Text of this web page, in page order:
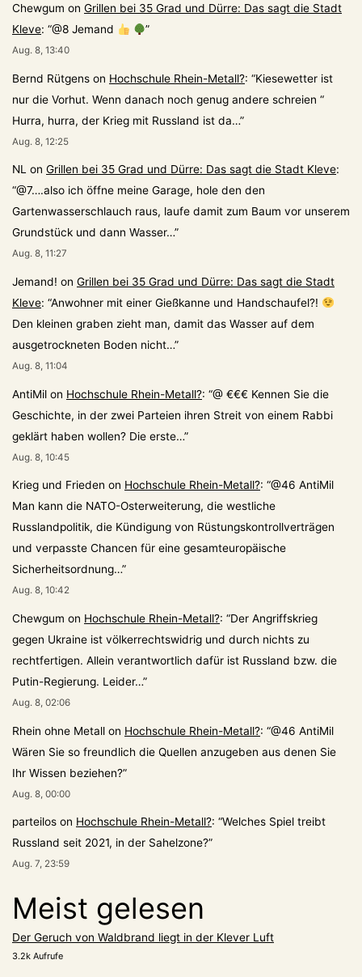
Chewgum on Grillen bei 35 Grad und Dürre: Das sagt die Stadt
Kleve: “@8 Jemand ”
Aug. 8, 13:40
Bernd Rütgens on Hochschule Rhein-Metall?: “Kiesewetter ist
nur die Vorhut. Wenn danach noch genug andere schreien “
Hurra, hurra, der Krieg mit Russland ist da…”
Aug. 8, 12:25
NL on Grillen bei 35 Grad und Dürre: Das sagt die Stadt Kleve:
“@7….also ich öffne meine Garage, hole den den
Gartenwasserschlauch raus, laufe damit zum Baum vor unserem
Grundstück und dann Wasser…”
Aug. 8, 11:27
Jemand! on Grillen bei 35 Grad und Dürre: Das sagt die Stadt
Kleve: “Anwohner mit einer Gießkanne und Handschaufel?!
Den kleinen graben zieht man, damit das Wasser auf dem
ausgetrockneten Boden nicht…”
Aug. 8, 11:04
AntiMil on Hochschule Rhein-Metall?: “@ €€€ Kennen Sie die
Geschichte, in der zwei Parteien ihren Streit von einem Rabbi
geklärt haben wollen? Die erste…”
Aug. 8, 10:45
Krieg und Frieden on Hochschule Rhein-Metall?: “@46 AntiMil
Man kann die NATO-Osterweiterung, die westliche
Russlandpolitik, die Kündigung von Rüstungskontrollverträgen
und verpasste Chancen für eine gesamteuropäische
Sicherheitsordnung…”
Aug. 8, 10:42
Chewgum on Hochschule Rhein-Metall?: “Der Angriffskrieg
gegen Ukraine ist völkerrechtswidrig und durch nichts zu
rechtfertigen. Allein verantwortlich dafür ist Russland bzw. die
Putin-Regierung. Leider…”
Aug. 8, 02:06
Rhein ohne Metall on Hochschule Rhein-Metall?: “@46 AntiMil
Wären Sie so freundlich die Quellen anzugeben aus denen Sie
Ihr Wissen beziehen?”
Aug. 8, 00:00
parteilos on Hochschule Rhein-Metall?: “Welches Spiel treibt
Russland seit 2021, in der Sahelzone?”
Aug. 7, 23:59
Meist gelesen
Der Geruch von Waldbrand liegt in der Klever Luft
3.2k Aufrufe